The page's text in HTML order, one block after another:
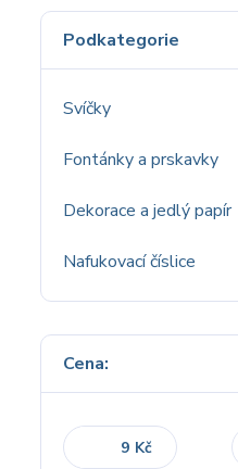
Podkategorie
Svíčky
Fontánky a prskavky
Dekorace a jedlý papír
Nafukovací číslice
Cena:
Kč